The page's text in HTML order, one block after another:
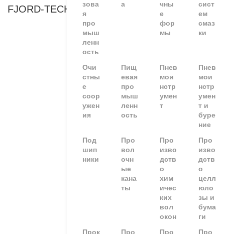
FJORD-TECHNOLOGY
зова
я
про
мыш
ленн
ость
а
чны
е
фор
мы
сист
ем
смаз
ки
Очи
стны
е
соор
ужен
ия
Пищ
евая
про
мыш
ленн
ость
Пнев
мои
нстр
умен
т
Пнев
мои
нстр
умен
т и
буре
ние
Под
шип
ники
Про
вол
очн
ые
кана
ты
Про
изво
дств
о
хим
ичес
ких
вол
окон
Про
изво
дств
о
целл
юло
зы и
бума
ги
Прок Про Про Про